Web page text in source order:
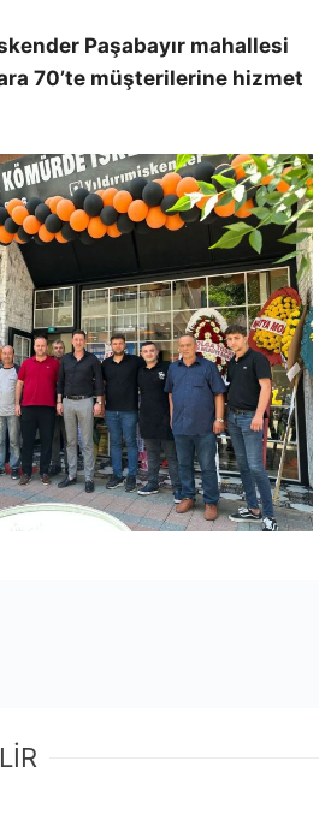
Paşabayır mahallesi
70’te müşterilerine hizmet